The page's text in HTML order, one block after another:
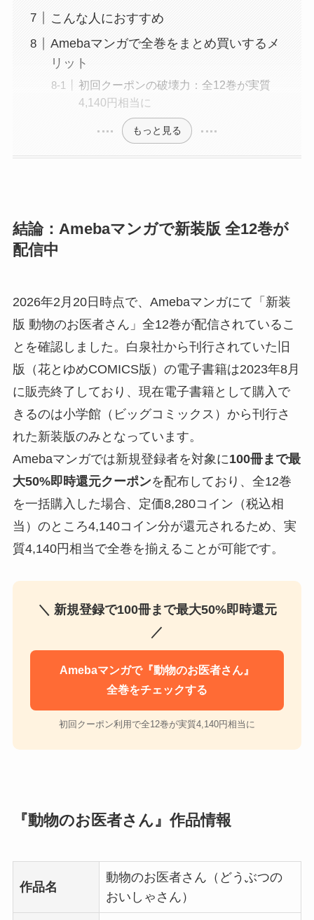
こんな人におすすめ
Amebaマンガで全巻をまとめ買いするメ
リット
初回クーポンの破壊力：全12巻が実質
4,140円相当に
もっと見る
結論：Amebaマンガで新装版 全12巻が
配信中
2026年2月20日時点で、Amebaマンガにて「新装
版 動物のお医者さん」全12巻が配信されているこ
とを確認しました。白泉社から刊行されていた旧
版（花とゆめCOMICS版）の電子書籍は2023年8月
に販売終了しており、現在電子書籍として購入で
きるのは小学館（ビッグコミックス）から刊行さ
れた新装版のみとなっています。
Amebaマンガでは新規登録者を対象に100冊まで最
大50%即時還元クーポンを配布しており、全12巻
を一括購入した場合、定価8,280コイン（税込相
当）のところ4,140コイン分が還元されるため、実
質4,140円相当で全巻を揃えることが可能です。
＼ 新規登録で100冊まで最大50%即時還元
／
Amebaマンガで『動物のお医者さん』
全巻をチェックする
初回クーポン利用で全12巻が実質4,140円相当に
『動物のお医者さん』作品情報
作品名
動物のお医者さん（どうぶつの
おいしゃさん）